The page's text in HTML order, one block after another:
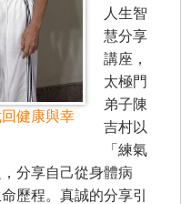
健康與幸
人生智
慧分享
講座，
太極門
弟子陳
吉村以
「練氣
分享自己從身體病
歷程。真誠的分享引